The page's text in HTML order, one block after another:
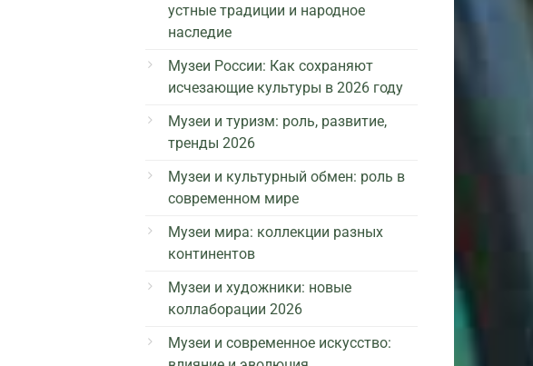
устные традиции и народное
наследие
Музеи России: Как сохраняют
исчезающие культуры в 2026 году
Музеи и туризм: роль, развитие,
тренды 2026
Музеи и культурный обмен: роль в
современном мире
Музеи мира: коллекции разных
континентов
Музеи и художники: новые
коллаборации 2026
Музеи и современное искусство: